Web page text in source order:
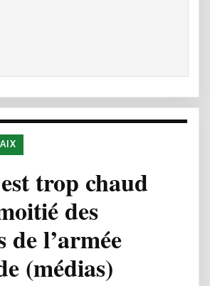
trop chaud
des
de l’armée
(médias)